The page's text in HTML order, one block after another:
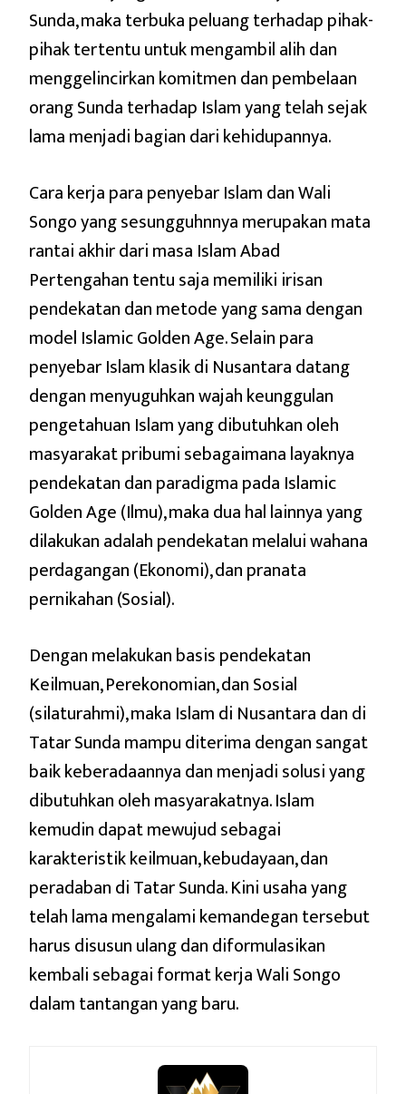
Sunda, maka terbuka peluang terhadap pihak-
pihak tertentu untuk mengambil alih dan
menggelincirkan komitmen dan pembelaan
orang Sunda terhadap Islam yang telah sejak
lama menjadi bagian dari kehidupannya.
Cara kerja para penyebar Islam dan Wali
Songo yang sesungguhnnya merupakan mata
rantai akhir dari masa Islam Abad
Pertengahan tentu saja memiliki irisan
pendekatan dan metode yang sama dengan
model Islamic Golden Age. Selain para
penyebar Islam klasik di Nusantara datang
dengan menyuguhkan wajah keunggulan
pengetahuan Islam yang dibutuhkan oleh
masyarakat pribumi sebagaimana layaknya
pendekatan dan paradigma pada Islamic
Golden Age (Ilmu), maka dua hal lainnya yang
dilakukan adalah pendekatan melalui wahana
perdagangan (Ekonomi), dan pranata
pernikahan (Sosial).
Dengan melakukan basis pendekatan
Keilmuan, Perekonomian, dan Sosial
(silaturahmi), maka Islam di Nusantara dan di
Tatar Sunda mampu diterima dengan sangat
baik keberadaannya dan menjadi solusi yang
dibutuhkan oleh masyarakatnya. Islam
kemudin dapat mewujud sebagai
karakteristik keilmuan, kebudayaan, dan
peradaban di Tatar Sunda. Kini usaha yang
telah lama mengalami kemandegan tersebut
harus disusun ulang dan diformulasikan
kembali sebagai format kerja Wali Songo
dalam tantangan yang baru.